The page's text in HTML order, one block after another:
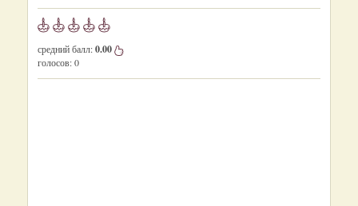
средний балл:0.00
голосов:0